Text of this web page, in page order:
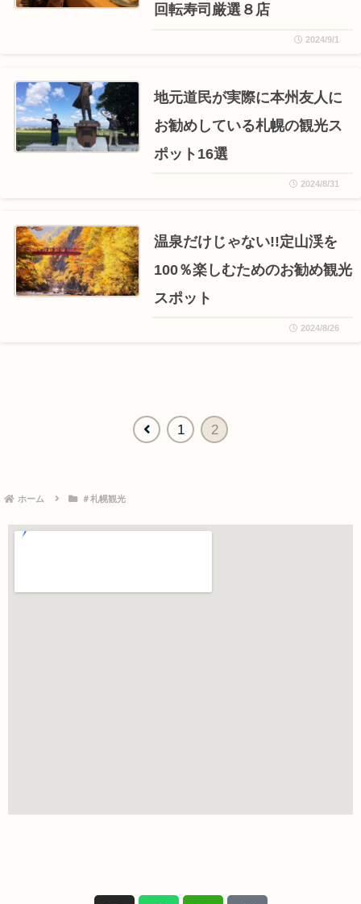
回転寿司厳選８店
2024/9/1
地元道民が実際に本州友人に
お勧めしている札幌の観光ス
ポット16選
2024/8/31
温泉だけじゃない!!定山渓を
100％楽しむためのお勧め観光
スポット
2024/8/26
1 2
ホーム ＃札幌観光